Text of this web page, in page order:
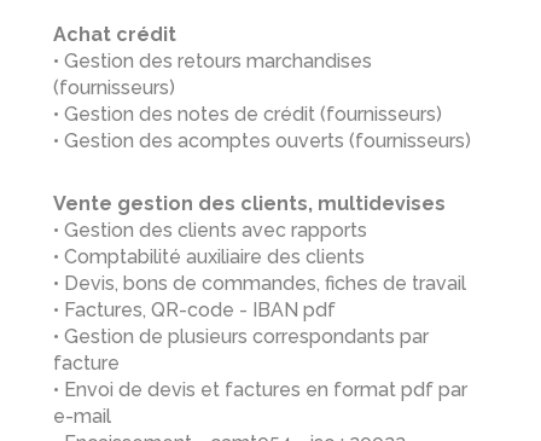
Achat crédit
• Gestion des retours marchandises
(fournisseurs)
• Gestion des notes de crédit (fournisseurs)
• Gestion des acomptes ouverts (fournisseurs)
Vente gestion des clients, multidevises
• Gestion des clients avec rapports
• Comptabilité auxiliaire des clients
• Devis, bons de commandes, fiches de travail
• Factures, QR-code - IBAN pdf
• Gestion de plusieurs correspondants par
facture
• Envoi de devis et factures en format pdf par
e-mail